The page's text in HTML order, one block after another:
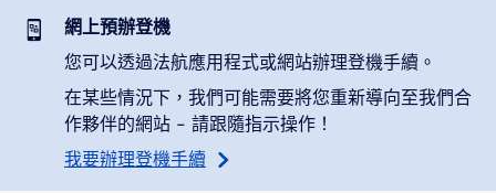
網上預辦登機
您可以透過法航應用程式或網站辦理登機手續。
在某些情況下，我們可能需要將您重新導向至我們合
作夥伴的網站 - 請跟隨指示操作！
我要辦理登機手續